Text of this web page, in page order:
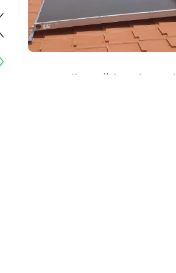
Layihə: Ağdamda Yeni